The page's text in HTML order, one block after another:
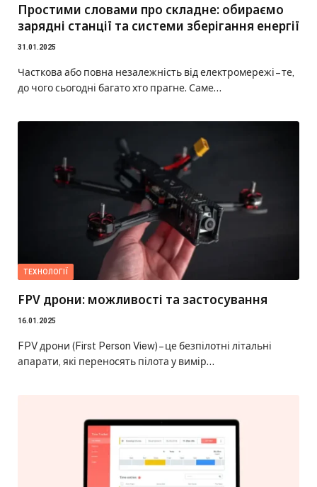
Простими словами про складне: обираємо
зарядні станції та системи зберігання енергії
31.01.2025
Часткова або повна незалежність від електромережі – те,
до чого сьогодні багато хто прагне. Саме…
ТЕХНОЛОГІЇ
FPV дрони: можливості та застосування
16.01.2025
FPV дрони (First Person View) – це безпілотні літальні
апарати, які переносять пілота у вимір…